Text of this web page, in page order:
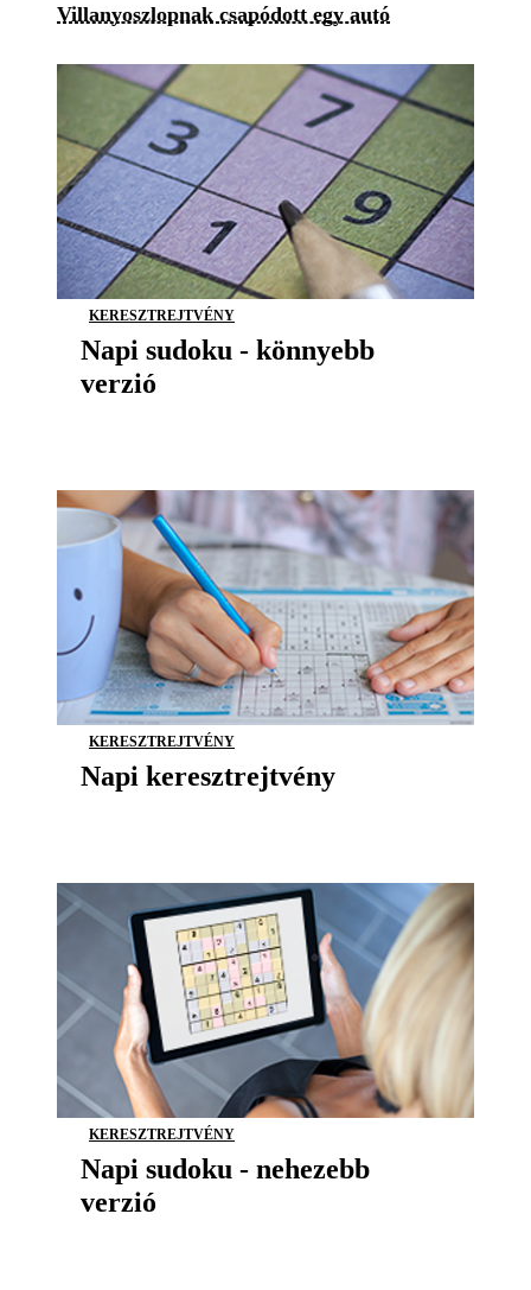
Villanyoszlopnak csapódott egy autó
KERESZTREJTVÉNY
Napi sudoku - könnyebb
verzió
KERESZTREJTVÉNY
Napi keresztrejtvény
KERESZTREJTVÉNY
Napi sudoku - nehezebb
verzió